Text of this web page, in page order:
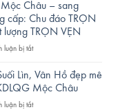
Châu – sang
cấp: Chu đáo TRỌN
lượng TRỌN VẸN
luận bị tắtở
hồi
26
Mộc
Châu
Lìn, Vân Hồ đẹp mê
Mộc Châu
luận bị tắtở